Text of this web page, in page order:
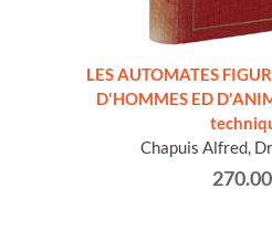
LES AUTOMATES
D'HOMMES ED
Chapuis Alfred,